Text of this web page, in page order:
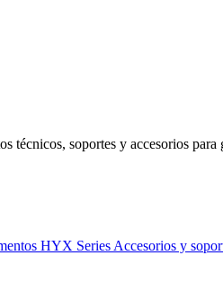
soportes y accesorios
HYX Series Accesorios y